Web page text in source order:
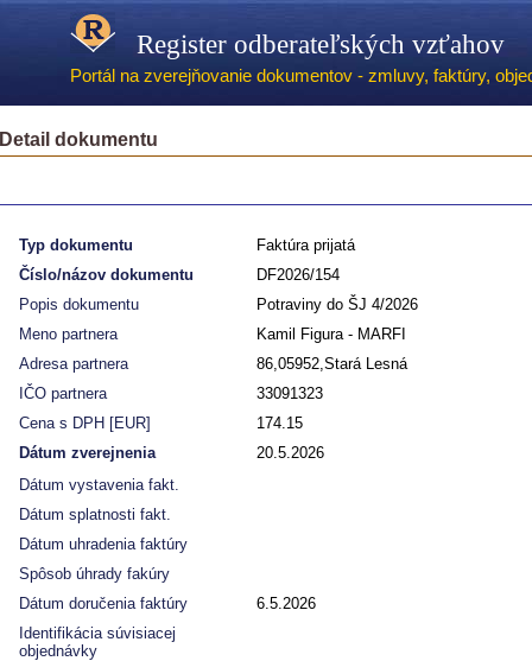
Register odberateľských vzťahov
Portál na zverejňovanie dokumentov - zmluvy, faktúry,
Detail dokumentu
Typ dokumentu
Faktúra prijatá
Číslo/názov dokumentu
DF2026/154
Popis dokumentu
Potraviny do ŠJ 4/2026
Meno partnera
Kamil Figura - MARFI
Adresa partnera
86,05952,Stará Lesná
IČO partnera
33091323
Cena s DPH [EUR]
174.15
Dátum zverejnenia
20.5.2026
Dátum vystavenia fakt.
Dátum splatnosti fakt.
Dátum uhradenia faktúry
Spôsob úhrady fakúry
Dátum doručenia faktúry
6.5.2026
Identifikácia súvisiacej
objednávky